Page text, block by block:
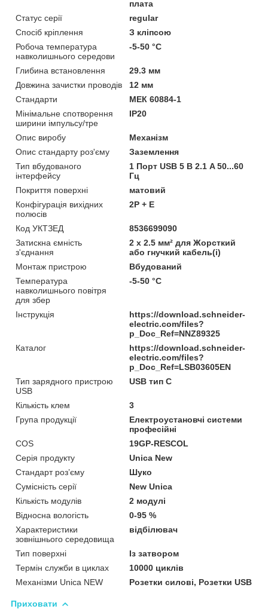
плата
Статус серії
regular
Спосіб кріплення
З кліпсою
Робоча температура
навколишнього середови
-5-50 °C
Глибина встановлення
29.3 мм
Довжина зачистки проводів
12 мм
Стандарти
МЕК 60884-1
Мінімальне спотворення
ширини імпульсу/тре
IP20
Опис виробу
Механізм
Опис стандарту роз'єму
Заземлення
Тип вбудованого
інтерфейсу
1 Порт USB 5 В 2.1 A 50...60
Гц
Покриття поверхні
матовий
Конфігурація вихідних
полюсів
2P + E
Код УКТЗЕД
8536699090
Затискна ємність
з'єднання
2 x 2.5 мм² для Жорсткий
або гнучкий кабель(і)
Монтаж пристрою
Вбудований
Температура
навколишнього повітря
для збер
-5-50 °C
Інструкція
https://download.schneider-
electric.com/files?
p_Doc_Ref=NNZ89325
Каталог
https://download.schneider-
electric.com/files?
p_Doc_Ref=LSB03605EN
Тип зарядного пристрою
USB
USB тип C
Кількість клем
3
Група продукції
Електроустановчі системи
професійні
COS
19GP-RESCOL
Серія продукту
Unica New
Стандарт роз’єму
Шуко
Сумісність серії
New Unica
Кількість модулів
2 модулі
Відносна вологість
0-95 %
Характеристики
зовнішнього середовища
відбілювач
Тип поверхні
Із затвором
Термін служби в циклах
10000 циклів
Механізми Unica NEW
Розетки силові, Розетки USB
Приховати